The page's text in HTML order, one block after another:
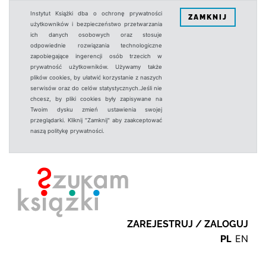
Instytut Książki dba o ochronę prywatności
użytkowników i bezpieczeństwo przetwarzania
ich danych osobowych oraz stosuje
odpowiednie rozwiązania technologiczne
zapobiegające ingerencji osób trzecich w
prywatność użytkowników. Używamy także
plików cookies, by ułatwić korzystanie z naszych
serwisów oraz do celów statystycznych.Jeśli nie
chcesz, by pliki cookies były zapisywane na
Twoim dysku zmień ustawienia swojej
przeglądarki. Kliknij "Zamknij" aby zaakceptować
naszą politykę prywatności.
ZAMKNIJ
ZAREJESTRUJ / ZALOGUJ
PL EN